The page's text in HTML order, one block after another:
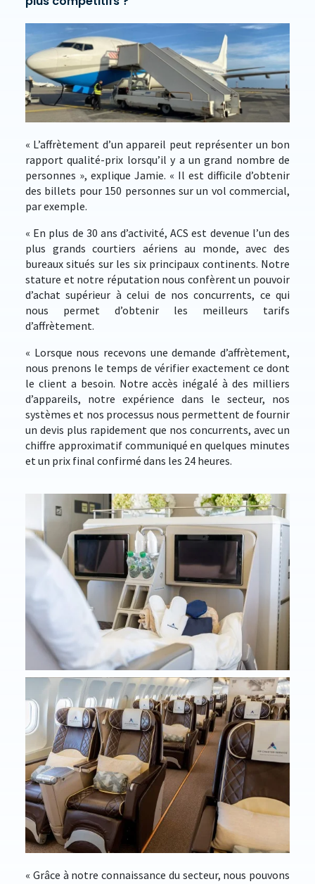
« L’affrètement d’un appareil peut représenter un bon
rapport qualité-prix lorsqu’il y a un grand nombre de
personnes », explique Jamie. « Il est difficile d’obtenir
des billets pour 150 personnes sur un vol commercial,
par exemple.
« En plus de 30 ans d’activité, ACS est devenue l’un des
plus grands courtiers aériens au monde, avec des
bureaux situés sur les six principaux continents. Notre
stature et notre réputation nous confèrent un pouvoir
d’achat supérieur à celui de nos concurrents, ce qui
nous permet d’obtenir les meilleurs tarifs
d’affrètement.
« Lorsque nous recevons une demande d’affrètement,
nous prenons le temps de vérifier exactement ce dont
le client a besoin. Notre accès inégalé à des milliers
d’appareils, notre expérience dans le secteur, nos
systèmes et nos processus nous permettent de fournir
un devis plus rapidement que nos concurrents, avec un
chiffre approximatif communiqué en quelques minutes
et un prix final confirmé dans les 24 heures.
« Grâce à notre connaissance du secteur, nous pouvons